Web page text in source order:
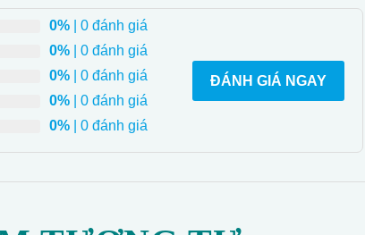
0%| 0 đánh giá
0%| 0 đánh giá
0%| 0 đánh giá
0%| 0 đánh giá
0%| 0 đánh giá
ĐÁNH GIÁ NGAY